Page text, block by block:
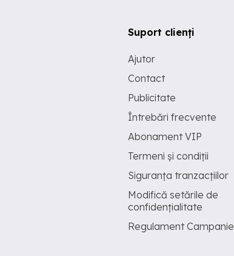
Suport clienți
Ajutor
Contact
Publicitate
Întrebări frecvente
Abonament VIP
Termeni și condiții
Siguranța tranzacțiilor
Modifică setările de
confidențialitate
Regulament Campanie